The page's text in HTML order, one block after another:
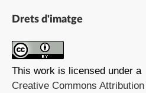
Drets d'imatge
This work is licensed under a
Creative Commons